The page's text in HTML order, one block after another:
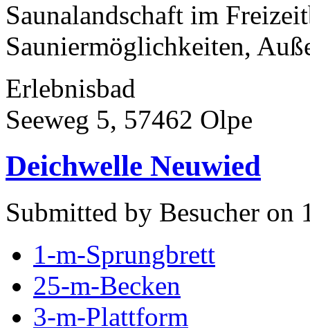
Saunalandschaft im
Sauniermöglichkeiten,
Erlebnisbad
Seeweg 5, 57462 Olpe
Deichwelle Neuwied
Submitted by Besucher on
1-m-Sprungbrett
25-m-Becken
3-m-Plattform